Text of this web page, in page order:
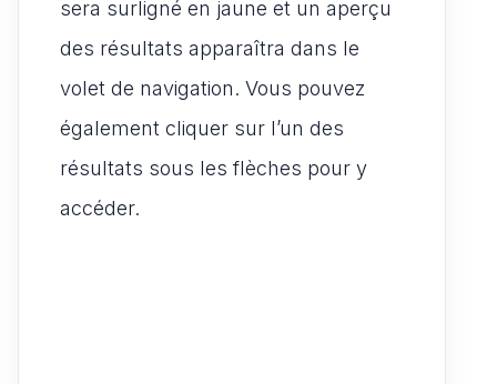
sera surligné en jaune et un aperçu
des résultats apparaîtra dans le
volet de navigation. Vous pouvez
également cliquer sur l’un des
résultats sous les flèches pour y
accéder.